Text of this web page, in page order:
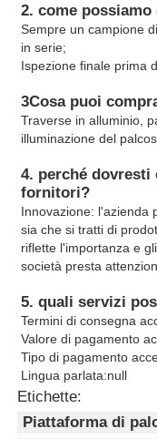
2. come
Sempre un campione
in serie;
Ispezione finale prima
3Cosa puoi
Traverse in alluminio,
illuminazione del
4. perché dovresti
fornitori?
Innovazione: l'azienda
sia che si tratti di
riflette l'importanza e
società presta
5. quali servizi
Termini di consegna
Valore di pagamento
Tipo di pagamento
Lingua parlata:null
Etichette:
Piattaforma di